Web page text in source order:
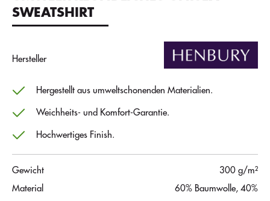
SWEATSHIRT
Hersteller
Hergestellt aus umweltschonenden Materialien.
Weichheits- und Komfort-Garantie.
Hochwertiges Finish.
Gewicht
300 g/m²
Material
60% Baumwolle, 40%